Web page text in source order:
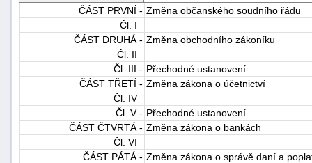
ČÁST PRVNÍ - Změna občanského soudního řádu
Čl. I
ČÁST DRUHÁ - Změna obchodního zákoníku
Čl. II
Čl. III - Přechodné ustanovení
ČÁST TŘETÍ - Změna zákona o účetnictví
Čl. IV
Čl. V - Přechodné ustanovení
ČÁST ČTVRTÁ - Změna zákona o bankách
Čl. VI
ČÁST PÁTÁ - Změna zákona o správě daní a
-